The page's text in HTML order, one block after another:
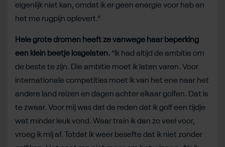
eigenlijk niet kan, omdat ik er geen energie voor heb en
het me rugpijn oplevert.”
Hele grote dromen heeft ze vanwege haar beperking
een klein beetje losgelaten. “Ik had altijd de ambitie om
de beste te zijn. Die ambitie moet ik laten varen. Voor
internationale competities moet ik van het ene naar het
andere land reizen en dagen achter elkaar golfen. Dat is
te zwaar. Voor mij was dat de reden dat ik golf een tijdje
wat minder leuk vond. Waar train ik dan zo veel voor,
vroeg ik mij af. Totdat ik weer besefte dat ik niet zonder